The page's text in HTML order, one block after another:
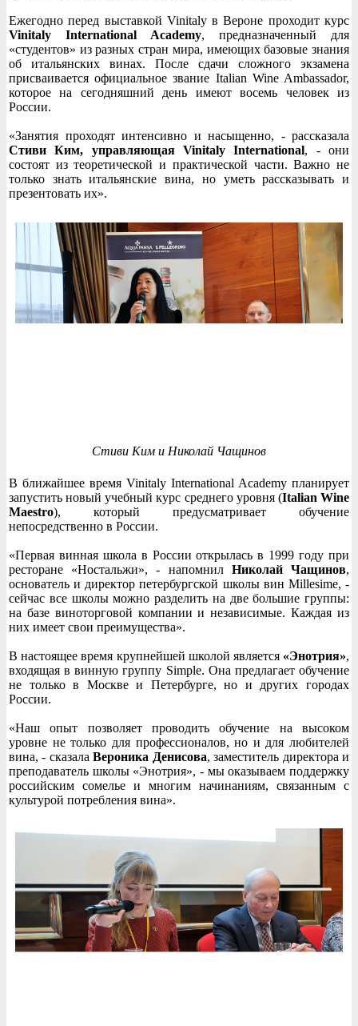
Ежегодно перед выставкой Vinitaly в Вероне проходит курс
Vinitaly International Academy, предназначенный для
«студентов» из разных стран мира, имеющих базовые знания
об итальянских винах. После сдачи сложного экзамена
присваивается официальное звание Italian Wine Ambassador,
которое на сегодняшний день имеют восемь человек из
России.
«Занятия проходят интенсивно и насыщенно, - рассказала
Стиви Ким, управляющая Vinitaly International, - они
состоят из теоретической и практической части. Важно не
только знать итальянские вина, но уметь рассказывать и
презентовать их».
Стиви Ким и Николай Чащинов
В ближайшее время Vinitaly International Academy планирует
запустить новый учебный курс среднего уровня (Italian Wine
Maestro), который предусматривает обучение
непосредственно в России.
«Первая винная школа в России открылась в 1999 году при
ресторане «Ностальжи», - напомнил Николай Чащинов,
основатель и директор петербургской школы вин Millesime, -
сейчас все школы можно разделить на две большие группы:
на базе виноторговой компании и независимые. Каждая из
них имеет свои преимущества».
В настоящее время крупнейшей школой является «Энотрия»,
входящая в винную группу Simplе. Она предлагает обучение
не только в Москве и Петербурге, но и других городах
России.
«Наш опыт позволяет проводить обучение на высоком
уровне не только для профессионалов, но и для любителей
вина, - сказалаВероника Денисова, заместитель директора и
преподаватель школы «Энотрия», - мы оказываем поддержку
российским сомелье и многим начинаниям, связанным с
культурой потребления вина».